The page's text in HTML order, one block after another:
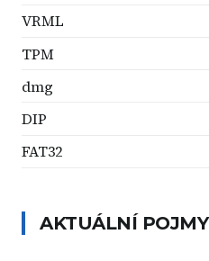
VRML
TPM
dmg
DIP
FAT32
AKTUÁLNÍ POJMY